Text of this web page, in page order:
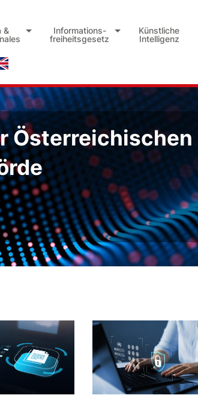
&
Informations-
freiheitsgesetz
Künstliche
Intelligenz
Österreichischen